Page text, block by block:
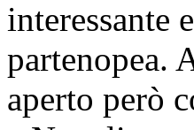
interessante
partenopea.
aperto però